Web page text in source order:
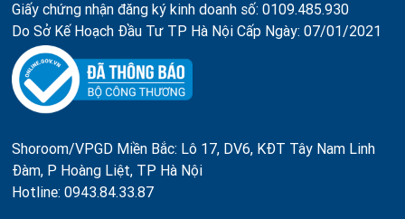
Giấy chứng nhận đăng ký kinh doanh số: 0109.485.930
Do Sở Kế Hoạch Đầu Tư TP Hà Nội Cấp Ngày: 07/01/2021
Shoroom/VPGD Miền Bắc: Lô 17, DV6, KĐT Tây Nam Linh
Đàm, P Hoàng Liệt, TP Hà Nội
Hotline: 0943.84.33.87